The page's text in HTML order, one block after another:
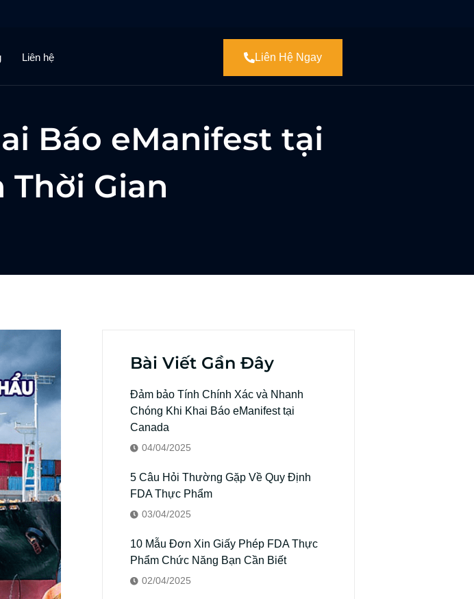
Liên hệ Liên Hệ Ngay
Báo eManifest tại
Thời Gian
Bài Viết Gần Đây
Đảm bảo Tính Chính Xác và Nhanh
Chóng Khi Khai Báo eManifest tại
Canada
04/04/2025
5 Câu Hỏi Thường Gặp Về Quy Định
FDA Thực Phẩm
03/04/2025
10 Mẫu Đơn Xin Giấy Phép FDA Thực
Phẩm Chức Năng Bạn Cần Biết
02/04/2025